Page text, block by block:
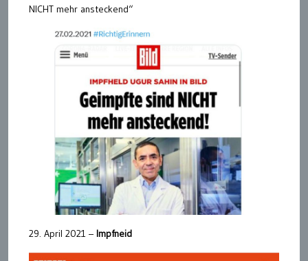
NICHT mehr ansteckend“
29. April 2021 – Impfneid